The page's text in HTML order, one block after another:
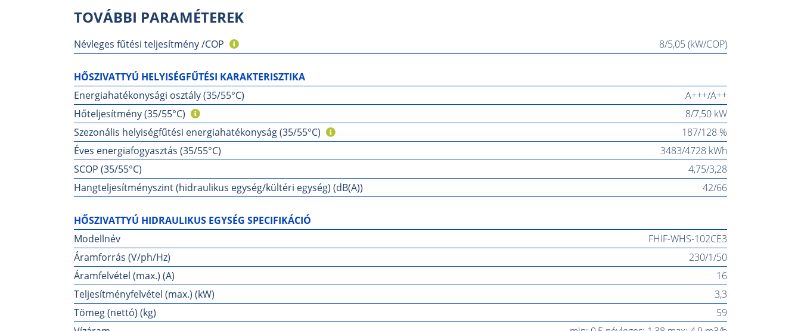
TOVÁBBI PARAMÉTEREK
Névleges fűtési teljesítmény /COP 8/5,05 (kW/COP)
HŐSZIVATTYÚ HELYISÉGFŰTÉSI KARAKTERISZTIKA
Energiahatékonysági osztály (35/55°C)
A+++/A++
Hőteljesítmény (35/55°C)
8/7,50 kW
Szezonális helyiségfűtési energiahatékonyság (35/55°C)
187/128 %
Éves energiafogyasztás (35/55°C)
3483/4728 kWh
SCOP (35/55°C)
4,75/3,28
Hangteljesítményszint (hidraulikus egység/kültéri egység) (dB(A))
42/66
HŐSZIVATTYÚ HIDRAULIKUS EGYSÉG SPECIFIKÁCIÓ
Modellnév
FHIF-WHS-102CE3
Áramforrás (V/ph/Hz)
230/1/50
Áramfelvétel (max.) (A)
16
Teljesítményfelvétel (max.) (kW)
3,3
Tömeg (nettó) (kg)
59